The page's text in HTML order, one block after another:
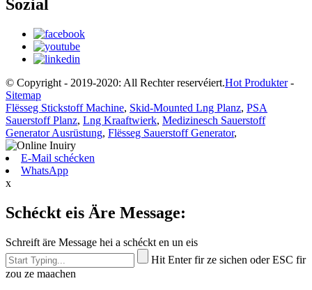
Sozial
© Copyright - 2019-2020: All Rechter reservéiert.Hot Produkter-
Sitemap
Flësseg Stickstoff Machine, Skid-Mounted Lng Planz, PSA
Sauerstoff Planz, Lng Kraaftwierk, Medizinesch Sauerstoff
Generator Ausrüstung, Flësseg Sauerstoff Generator,
E-Mail schécken
WhatsApp
x
Schéckt eis Äre Message:
Schreift äre Message hei a schéckt en un eis
Hit Enter fir ze sichen oder ESC fir
zou ze maachen